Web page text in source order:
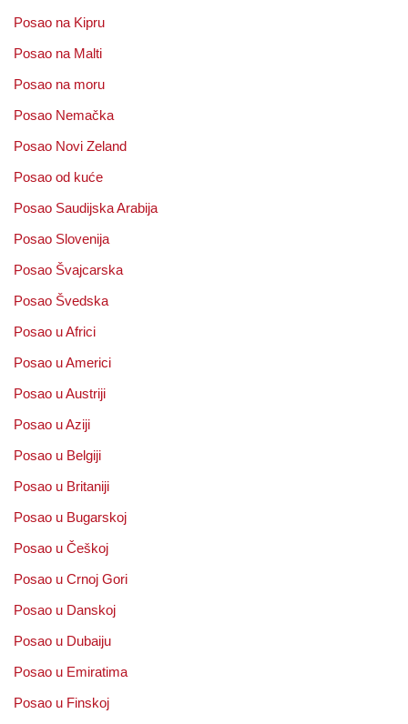
Posao na Kipru
Posao na Malti
Posao na moru
Posao Nemačka
Posao Novi Zeland
Posao od kuće
Posao Saudijska Arabija
Posao Slovenija
Posao Švajcarska
Posao Švedska
Posao u Africi
Posao u Americi
Posao u Austriji
Posao u Aziji
Posao u Belgiji
Posao u Britaniji
Posao u Bugarskoj
Posao u Češkoj
Posao u Crnoj Gori
Posao u Danskoj
Posao u Dubaiju
Posao u Emiratima
Posao u Finskoj